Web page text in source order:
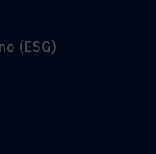
(ESG)